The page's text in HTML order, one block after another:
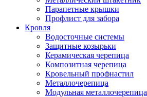
Парапетные крышки
Профлист для забора
Кровля
Водосточные системы
Защитные козырьки
Керамическая черепица
Композитная черепица
Кровельный профнастил
Металлочерепица
Модульная металлочерепица